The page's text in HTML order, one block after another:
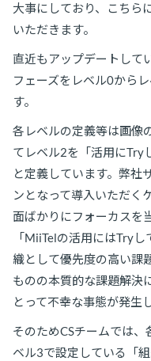
大事にしており、こちら
いただきます。
直近もアップデートして
フェーズをレベル0から
す。
各レベルの定義等は画像
てレベル2を「活用にTry
と定義しています。弊社
ンとなって導入いただく
面ばかりにフォーカスを
「MiiTelの活用にはTry
織として優先度の高い課
ものの本質的な課題解決
とって不幸な事態が発生
そのためCSチームでは
ベル3で設定している「